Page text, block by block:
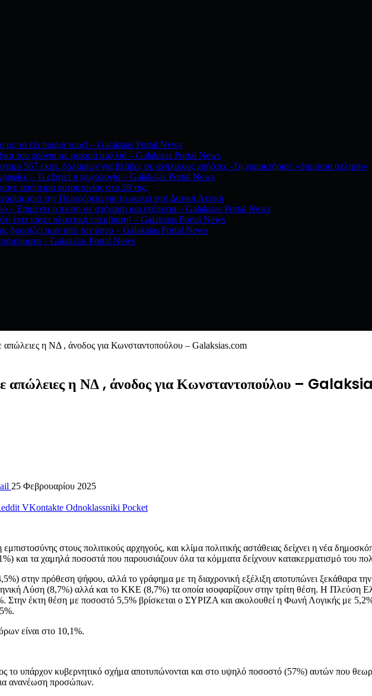
με τα έξι παιδιά τους! – Galaksias Portal News
του χρόνια με μακριά μαλλιά – Galaksias Portal News
567 εκατ. δολαρίων για βλάβες σε ανήλικους χρήστες -Τη χαρακτήρισε «δημόσια όχληση»
– Τι εξηγεί η ψυχολογία – Galaksias Portal News
απόπειρα αυτοκτονίας στα 28 της;
από την Περιφέρεια για τη φωτιά στη Δυτική Αττική
– Επιμένει η πίεση σε στέγαση και ενέργεια – Galaksias Portal News
έχει κάνει πλαστική επέμβαση! – Galaksias Portal News
δροσίζει πριν από τον ύπνο – Galaksias Portal News
– Galaksias Portal News
η ΝΔ , άνοδος για Κωνσταντοπούλου – Galaksias.com
η ΝΔ , άνοδος για Κωνσταντοπούλου –
25 Φεβρουαρίου 2025
VKontakte Odnoklassniki Pocket
στους πολιτικούς αρχηγούς, και κλίμα πολιτικής αστάθειας δείχνει η νέα
και τα χαμηλά ποσοστά που παρουσιάζουν όλα τα κόμματα δείχνουν κατακερματισμό του
στην πρόθεση ψήφου, αλλά το γράφημα με τη διαχρονική εξέλιξη αποτυπώνει ξεκάθαρα
Λύση (8,7%) αλλά και το ΚΚΕ (8,7%) τα οποία ισοφαρίζουν στην τρίτη θέση. Η Πλεύση
Στην έκτη θέση με ποσοστό 5,5% βρίσκεται ο ΣΥΡΙΖΑ και ακολουθεί η Φωνή Λογικής με
είναι στο 10,1%.
το υπάρχον κυβερνητικό σχήμα αποτυπώνονται και στο υψηλό ποσοστό (57%) αυτών που
ανανέωση προσώπων.